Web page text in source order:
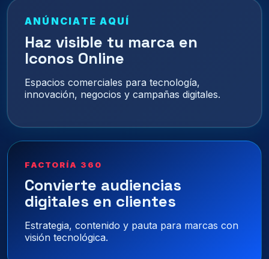
ANÚNCIATE AQUÍ
Haz visible tu marca en
Iconos Online
Espacios comerciales para tecnología,
innovación, negocios y campañas digitales.
FACTORÍA 360
Convierte audiencias
digitales en clientes
Estrategia, contenido y pauta para marcas con
visión tecnológica.